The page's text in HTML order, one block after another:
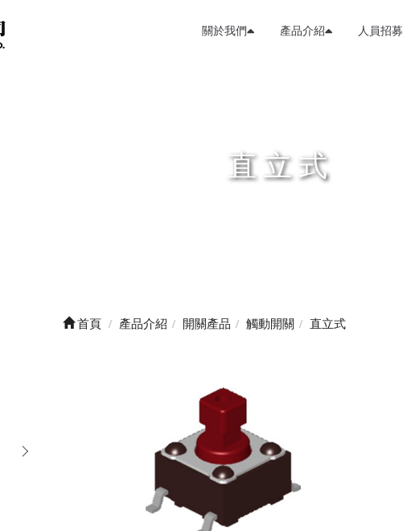
關於我們 產品介紹 人員招募
直立式
首頁 產品介紹 開關產品 觸動開關 直立式